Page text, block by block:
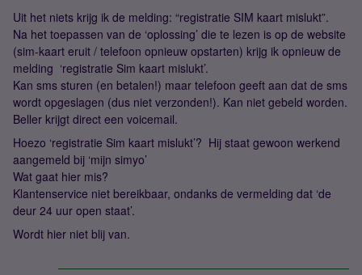
Uit het niets krijg ik de melding: “registratie SIM kaart mislukt”.
Na het toepassen van de ‘oplossing’ die te lezen is op de website
(sim-kaart eruit / telefoon opnieuw opstarten) krijg ik opnieuw de
melding ‘registratie Sim kaart mislukt’.
Kan sms sturen (en betalen!) maar telefoon geeft aan dat de sms
wordt opgeslagen (dus niet verzonden!). Kan niet gebeld worden.
Beller krijgt direct een voicemail.
Hoezo ‘registratie Sim kaart mislukt’? Hij staat gewoon werkend
aangemeld bij ‘mijn simyo’
Wat gaat hier mis?
Klantenservice niet bereikbaar, ondanks de vermelding dat ‘de
deur 24 uur open staat’.
Wordt hier niet blij van.